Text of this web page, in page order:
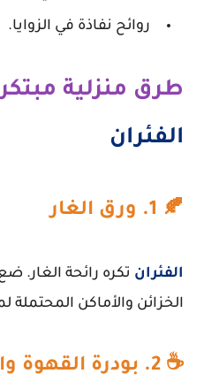
روائح نفاذة في الزوايا.
طرق منزلية
الفئران
🍂 1. ورق الغار
الفئران تكره رائحة الغار.
الخزائن والأماكن المحتملة
☕ 2. بودرة القهوة والخل